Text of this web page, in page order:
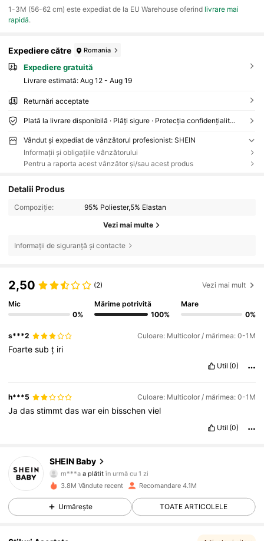
1-3M (56-62 cm) este expediat de la EU Warehouse oferind livrare mai
rapidă.
Expediere către Romania
Expediere gratuită
Livrare estimată: Aug 12 - Aug 19
Returnări acceptate
Plată la livrare disponibilă · Plăți sigure · Protecția confidențialității
Vândut și expediat de vânzătorul profesionist: SHEIN
Informații și obligațiile vânzătorului
Pentru a raporta acest vânzător și/sau acest produs
Detalii Produs
Compoziție: 95% Poliester,5% Elastan
Vezi mai multe
Informații de siguranță și contacte
2,50 (2) Vezi mai mult
Mic
0%
Mărime potrivită
100%
Mare
0%
s***2 Culoare: Multicolor / mărimea: 0-1M
Foartesubț iri
Util (0)
h***5 Culoare: Multicolor / mărimea: 0-1M
Jadasstimmtdaswarein bisschenviel
Util (0)
SHEIN Baby
4,92
743K Urmăritori
m***aa plătit în urmă cu 1 zi
d***9a început să urmărească pe în urmă cu 30 minute
4,92 743K Urmăritori
3.8M Vândute recent Recomandare 4.1M
Urmărește TOATE ARTICOLELE